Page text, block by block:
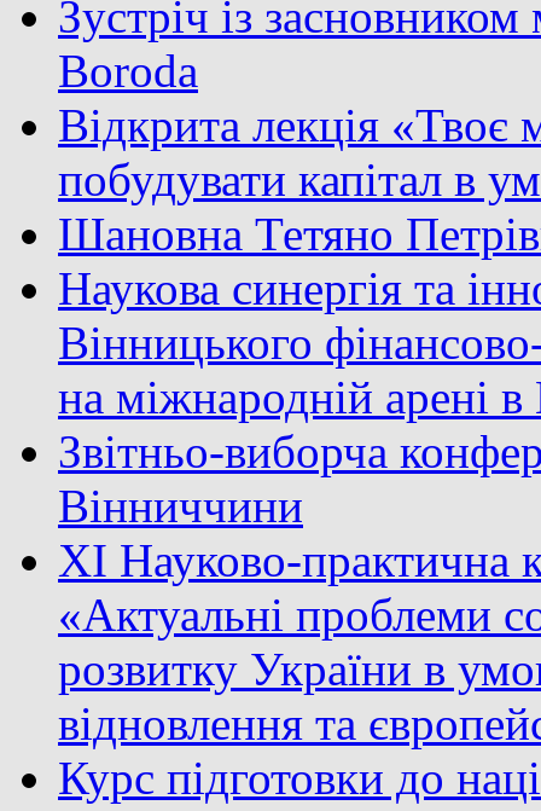
Зустріч із
Boroda
Відкрита лекція «Твоє
побудувати капітал в
Шановна Тетяно
Наукова синергія та
Вінницького
на міжнародній арені
Звітньо-виборча
Вінниччини
XI Науково-практична
«Актуальні проблеми
розвитку України в
відновлення та
Курс підготовки до